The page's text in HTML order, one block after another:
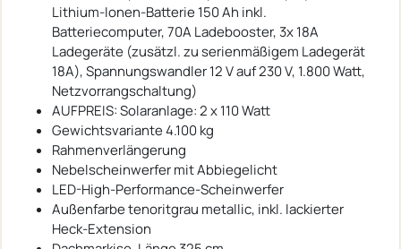
Lithium-Ionen-Batterie 150 Ah inkl.
Batteriecomputer, 70A Ladebooster, 3x 18A
Ladegeräte (zusätzl. zu serienmäßigem Ladegerät
18A), Spannungswandler 12 V auf 230 V, 1.800 Watt,
Netzvorrangschaltung)
AUFPREIS: Solaranlage: 2 x 110 Watt
Gewichtsvariante 4.100 kg
Rahmenverlängerung
Nebelscheinwerfer mit Abbiegelicht
LED-High-Performance-Scheinwerfer
Außenfarbe tenoritgrau metallic, inkl. lackierter
Heck-Extension